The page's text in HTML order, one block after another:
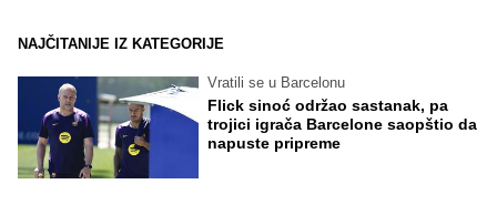
NAJČITANIJE IZ KATEGORIJE
Vratili se u Barcelonu
Flick sinoć održao sastanak, pa
trojici igrača Barcelone saopštio da
napuste pripreme